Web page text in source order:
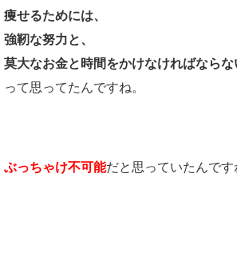
痩せるためには、
強靭な努力と、
莫大なお金と時間をかけなければならな
って思ってたんですね。
ぶっちゃけ不可能だと思っていたんです